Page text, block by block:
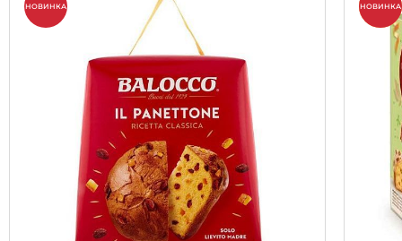
НОВИНКА -10%
НОВИНКА